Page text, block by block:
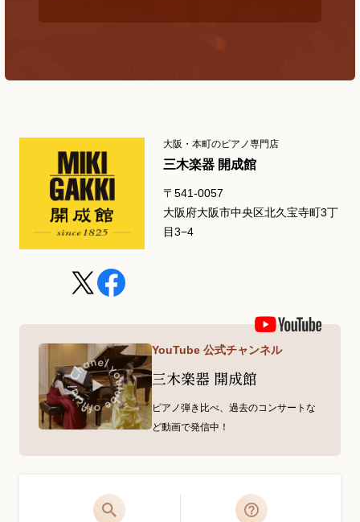
大阪・本町のピアノ専門店
三木楽器 開成館
〒541-0057
大阪府大阪市中央区北久宝寺町3丁
目3−4
YouTube 公式チャンネル
三木楽器 開成館
ピアノ弾き比べ、過去のコンサートな
ど動画で発信中！